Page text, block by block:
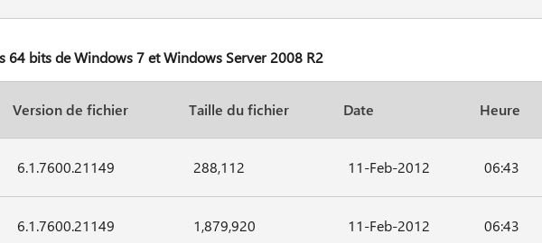
64 bits de Windows 7 et Windows Server 2008 R2
Version de fichier Taille du fichier Date Heure
6.1.7600.21149 288,112 11-Feb-2012 06:43
6.1.7600.21149 1,879,920 11-Feb-2012 06:43